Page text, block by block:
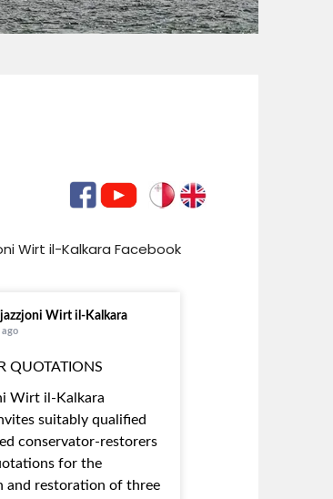
Wirt il-Kalkara Facebook
Wirt il-Kalkara
QUOTATIONS
Wirt il-Kalkara
suitably qualified
conservator-restorers
for the
and restoration of three